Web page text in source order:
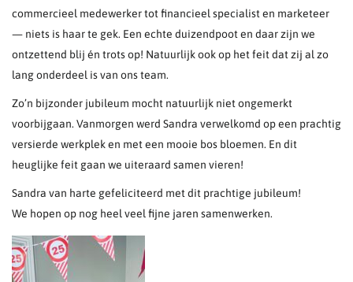
commercieel medewerker tot financieel specialist en marketeer
— niets is haar te gek. Een echte duizendpoot en daar zijn we
ontzettend blij én trots op! Natuurlijk ook op het feit dat zij al zo
lang onderdeel is van ons team.
Zo’n bijzonder jubileum mocht natuurlijk niet ongemerkt
voorbijgaan. Vanmorgen werd Sandra verwelkomd op een prachtig
versierde werkplek en met een mooie bos bloemen. En dit
heuglijke feit gaan we uiteraard samen vieren!
Sandra van harte gefeliciteerd met dit prachtige jubileum!
We hopen op nog heel veel fijne jaren samenwerken.